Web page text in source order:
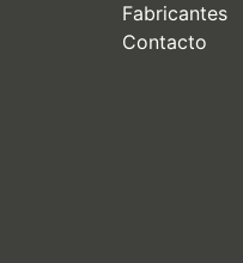
Fabricantes
Contacto